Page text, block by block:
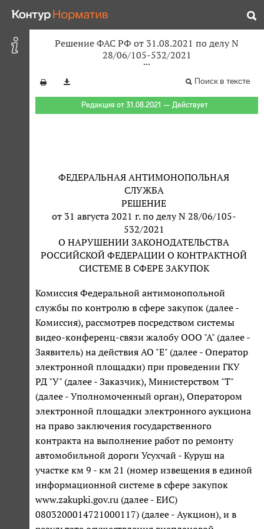
Решение ФАС РФ от 31.08.2021 по делу N
28/06/105-532/2021
Поиск в тексте
Редакция от 31.08.2021 — Действует
ФЕДЕРАЛЬНАЯ АНТИМОНОПОЛЬНАЯ
СЛУЖБА
РЕШЕНИЕ
от 31 августа 2021 г. по делу N 28/06/105-
532/2021
О НАРУШЕНИИ ЗАКОНОДАТЕЛЬСТВА
РОССИЙСКОЙ ФЕДЕРАЦИИ О КОНТРАКТНОЙ
СИСТЕМЕ В СФЕРЕ ЗАКУПОК
Комиссия Федеральной антимонопольной
службы по контролю в сфере закупок (далее -
Комиссия), рассмотрев посредством системы
видео-конференц-связи жалобу ООО "А" (далее -
Заявитель) на действия АО "Е" (далее - Оператор
электронной площадки) при проведении ГКУ
РД "У" (далее - Заказчик), Министерством "Т"
(далее - Уполномоченный орган), Оператором
электронной площадки электронного аукциона
на право заключения государственного
контракта на выполнение работ по ремонту
автомобильной дороги Усухчай - Куруш на
участке км 9 - км 21 (номер извещения в единой
информационной системе в сфере закупок
www.zakupki.gov.ru (далее - ЕИС)
0803200014721000117) (далее - Аукцион), и в